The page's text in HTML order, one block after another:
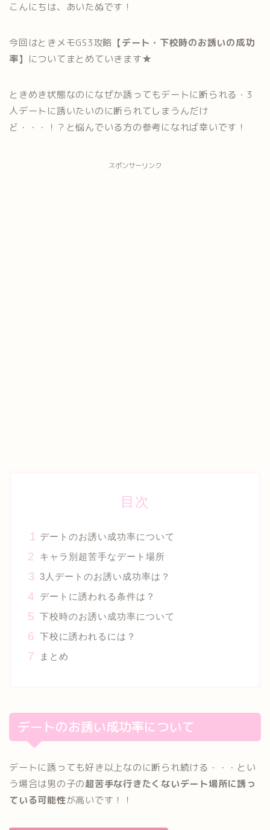
こんにちは、あいたぬです！
今回はときメモGS3攻略 【デート・下校時のお誘いの成功
率】 についてまとめていきます★
ときめき状態なのになぜか誘ってもデートに断られる・3
人デートに誘いたいのに断られてしまうんだけ
ど・・・！？と悩んでいる方の参考になれば幸いです！
スポンサーリンク
目次
デートのお誘い成功率について
キャラ別超苦手なデート場所
3人デートのお誘い成功率は？
デートに誘われる条件は？
下校時のお誘い成功率について
下校に誘われるには？
まとめ
デートのお誘い成功率について
デートに誘っても好き以上なのに断られ続ける・・・とい
う場合は男の子の超苦手な行きたくないデート場所に誘っ
ている可能性が高いです！！